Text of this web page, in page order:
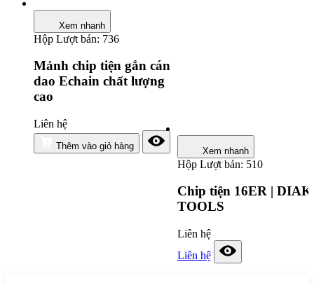
Xem nhanh
Hộp Lượt bán: 736
Mảnh chip tiện gắn cán
dao Echain chất lượng
cao
Liên hệ
Thêm vào giỏ hàng Xem nhanh
Hộp Lượt bán: 510
Chip tiện 16ER | DIAK
TOOLS
Liên hệ
Liên hệ